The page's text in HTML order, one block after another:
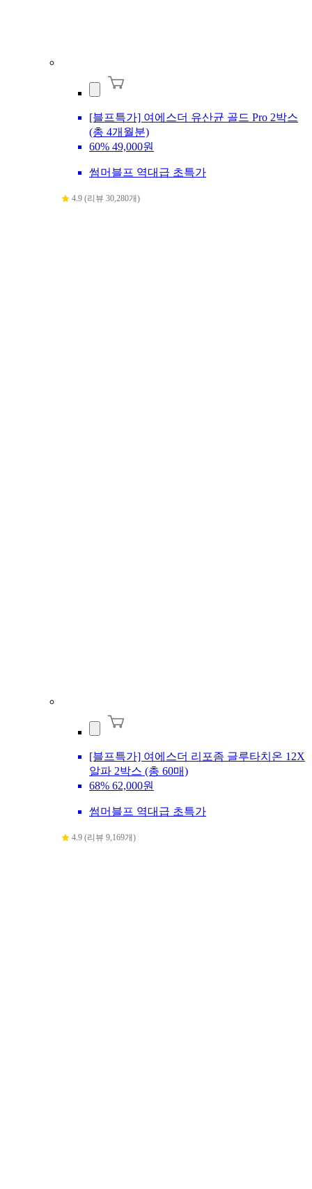
[블프특가] 여에스더 유산균 골드 Pro 2박스
(총 4개월분)
60% 49,000원
썸머블프 역대급 초특가
4.9 (리뷰 30,280개)
[블프특가] 여에스더 리포좀 글루타치온 12X
알파 2박스 (총 60매)
68% 62,000원
썸머블프 역대급 초특가
4.9 (리뷰 9,169개)